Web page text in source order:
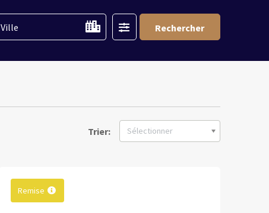
Ville Rechercher
Trier: Sélectionner
Remise